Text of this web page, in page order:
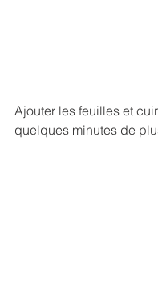
Ajouter les feuilles et
quelques minutes de